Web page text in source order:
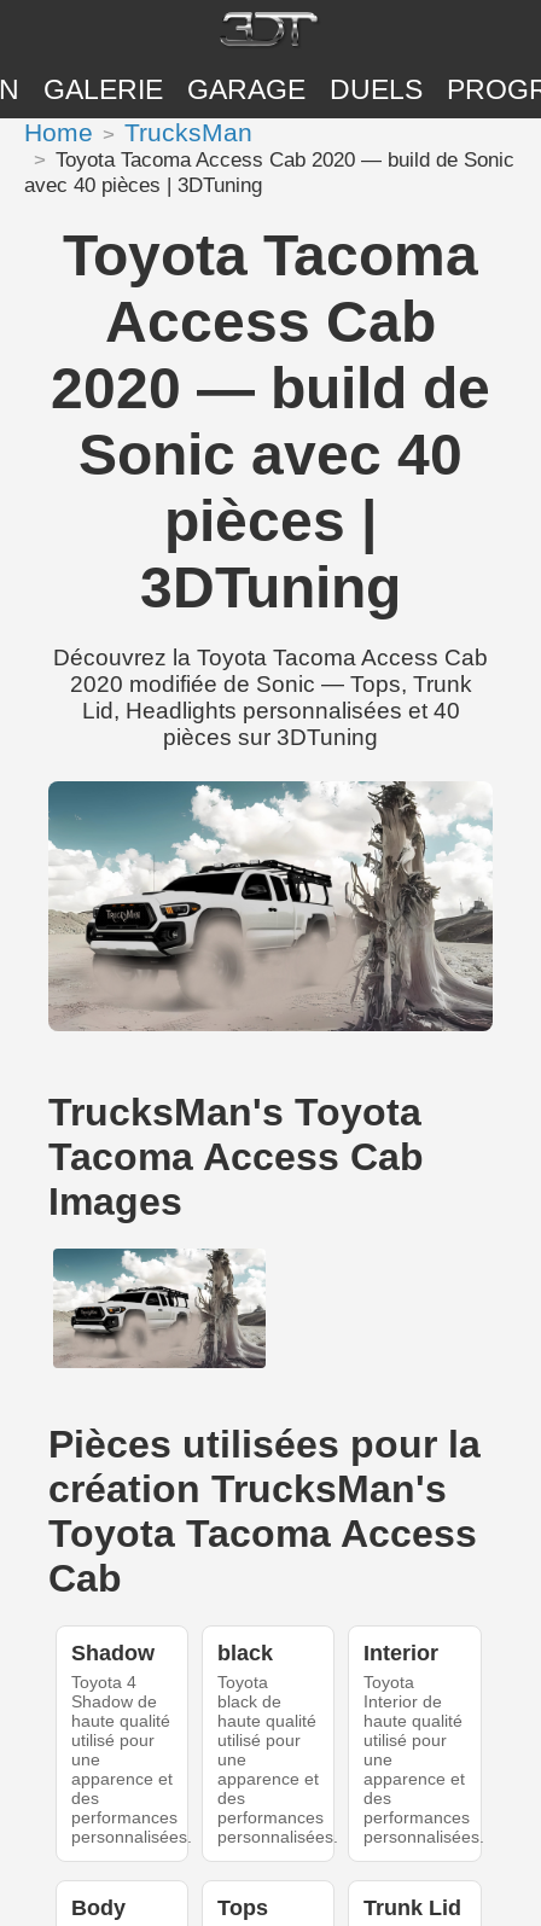
GALERIE GARAGE DUELS
Home TrucksMan
Toyota Tacoma Access Cab 2020 — build de Sonic
avec 40 pièces | 3DTuning
Toyota Tacoma
Access Cab
2020 — build de
Sonic avec 40
pièces |
3DTuning
Découvrez la Toyota Tacoma Access Cab
2020 modifiée de Sonic — Tops, Trunk
Lid, Headlights personnalisées et 40
pièces sur 3DTuning
TrucksMan's Toyota
Tacoma Access Cab
Images
Pièces utilisées pour la
création TrucksMan's
Toyota Tacoma Access
Cab
Shadow
Toyota 4
Shadow de
haute qualité
utilisé pour
une
apparence et
des
performances
personnalisées.
black
Toyota
black de
haute qualité
utilisé pour
une
apparence et
des
performances
personnalisées.
Interior
Toyota
Interior de
haute qualité
utilisé pour
une
apparence et
des
performances
personnalisées.
Body Tops Trunk Lid